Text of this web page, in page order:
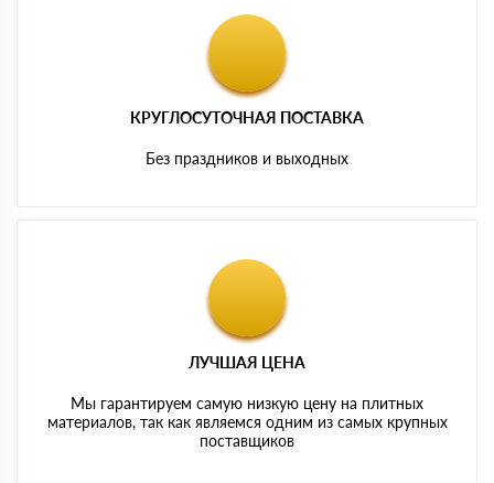
КРУГЛОСУТОЧНАЯ ПОСТАВКА
Без праздников и выходных
ЛУЧШАЯ ЦЕНА
Мы гарантируем самую низкую цену на плитных
материалов, так как являемся одним из самых крупных
поставщиков